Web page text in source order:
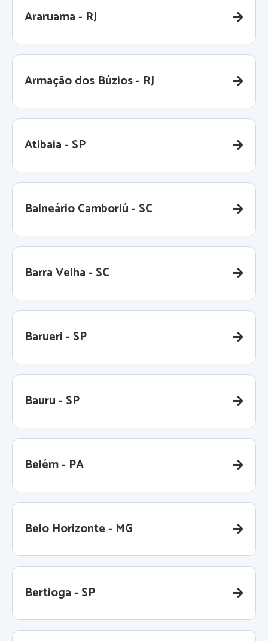
Araruama - RJ
Armação dos Búzios - RJ
Atibaia - SP
Balneário Camboriú - SC
Barra Velha - SC
Barueri - SP
Bauru - SP
Belém - PA
Belo Horizonte - MG
Bertioga - SP